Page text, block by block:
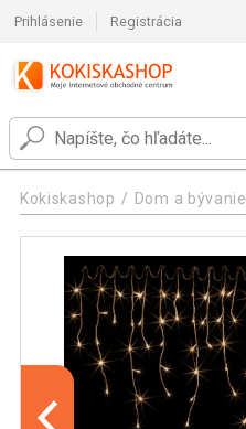
Prihlásenie Registrácia
Kokiskashop Dom a bývanie